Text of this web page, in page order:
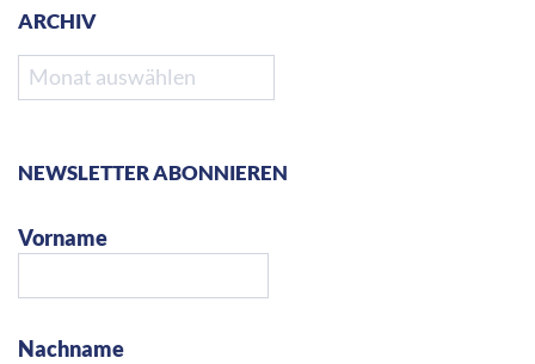
ARCHIV
Archiv
NEWSLETTER ABONNIEREN
Vorname
Nachname